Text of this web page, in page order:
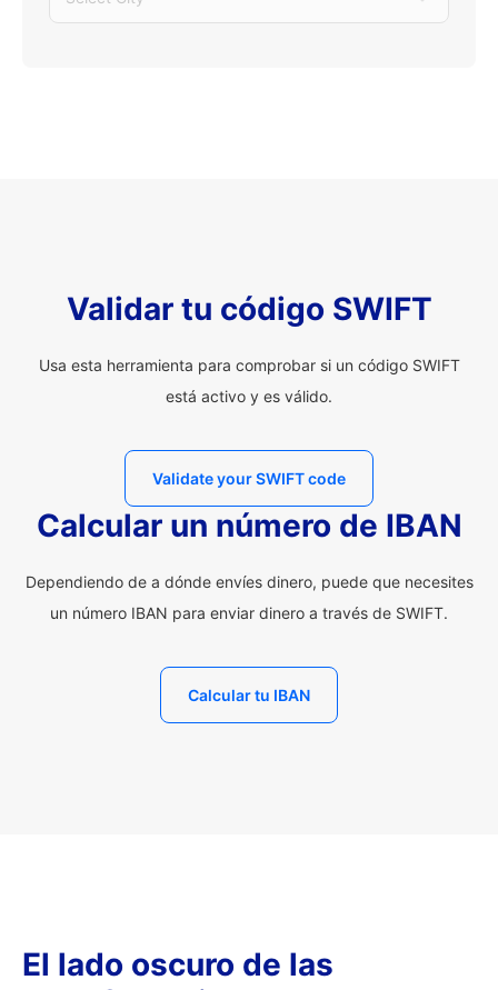
Validar tu código SWIFT
Usa esta herramienta para comprobar si un código SWIFT
está activo y es válido.
Validate your SWIFT code
Calcular un número de IBAN
Dependiendo de a dónde envíes dinero, puede que necesites
un número IBAN para enviar dinero a través de SWIFT.
Calcular tu IBAN
El lado oscuro de las